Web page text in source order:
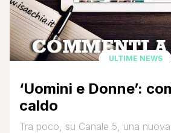
ULTIME NEWS
‘Uomini e Donne’:
caldo
Tra poco, su Canale 5, una